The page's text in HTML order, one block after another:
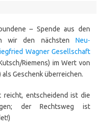
– Spende aus den
wir den nächstenNeu-
Wagner Gesellschaft
Riemens) im Wert von
als Geschenk überreichen.
reicht, entscheidend ist die
der Rechtsweg ist